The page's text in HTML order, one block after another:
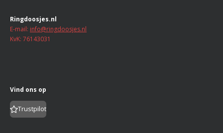
Ringdoosjes.nl
E-mail: info@ringdoosjes.nl
KvK: 76143031
Vind ons op
Trustpilot